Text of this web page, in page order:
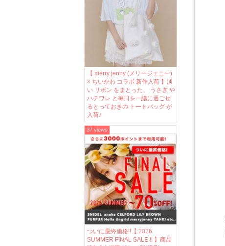
【 merry jenny (メリージェニー)
× ちいかわ コラボ 新作入荷 】淡
い リボン をまとった、 うさぎ や
ハチワレ と毎日を一緒に過ごせ
るとっておきの トートバッグ が
入荷♪
ついに最終価格!!【 2026
SUMMER FINAL SALE !! 】商品
37 views